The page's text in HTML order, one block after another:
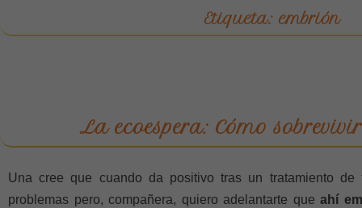
Etiqueta:embrión
La ecoespera: Cómo
Una cree que cuando da positivo tras un tratamiento
problemas pero, compañera, quiero adelantarte queahí